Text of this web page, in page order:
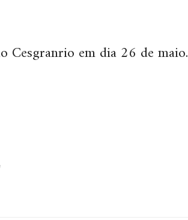
Cesgranrio em dia 26 de maio.